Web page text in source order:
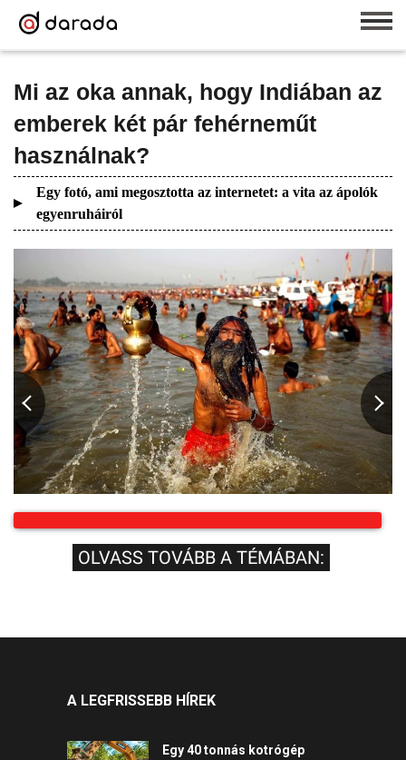
Mi az oka annak, hogy Indiában az
emberek két pár fehérneműt
használnak?
Egy fotó, ami megosztotta az internetet: a vita az ápolók
egyenruháiról
OLVASS TOVÁBB A TÉMÁBAN:
A LEGFRISSEBB HÍREK
Egy 40 tonnás kotrógép